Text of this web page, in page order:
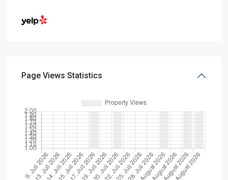
Page Views Statistics